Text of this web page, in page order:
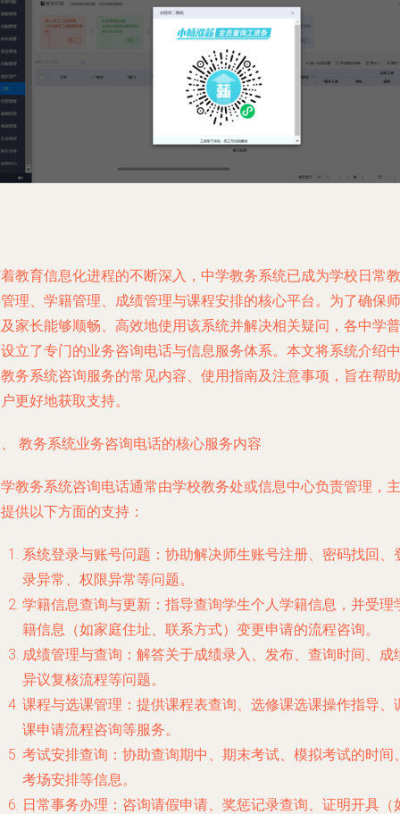
教育信息化进程的不断深入，中学教务系统已成为学校日常教
理、学籍管理、成绩管理与课程安排的核心平台。为了确保师
家长能够顺畅、高效地使用该系统并解决相关疑问，各中学普
立了专门的业务咨询电话与信息服务体系。本文将系统介绍中
务系统咨询服务的常见内容、使用指南及注意事项，旨在帮助
更好地获取支持。
教务系统业务咨询电话的核心服务内容
教务系统咨询电话通常由学校教务处或信息中心负责管理，主
供以下方面的支持：
系统登录与账号问题 ：协助解决师生账号注册、密码找回、
录异常、权限异常等问题。
学籍信息查询与更新 ：指导查询学生个人学籍信息，并受理
籍信息（如家庭住址、联系方式）变更申请的流程咨询。
成绩管理与查询 ：解答关于成绩录入、发布、查询时间、成
异议复核流程等问题。
课程与选课管理 ：提供课程表查询、选修课选课操作指导、
课申请流程咨询等服务。
考试安排查询 ：协助查询期中、期末考试、模拟考试的时间
考场安排等信息。
日常事务办理 ：咨询请假申请、奖惩记录查询、证明开具（